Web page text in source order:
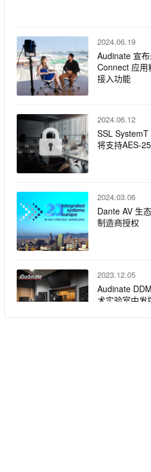
2024.06.19
Audinate 宣
Connect 应用
接入功能
2024.06.12
SSL
将支持AES-
2024.03.06
Dante AV 生
制造商授权
2023.12.05
Audinate
术实验室中发